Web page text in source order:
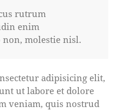
rutrum
enim
molestie nisl.
adipisicing elit,
ut labore et dolore
veniam, quis nostrud